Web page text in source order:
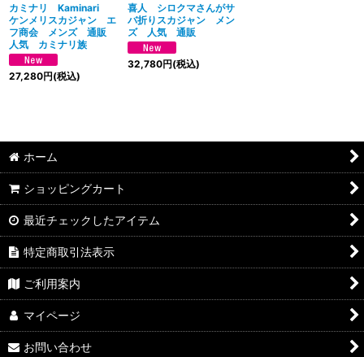
カミナリ Kaminari
ケンメリスカジャン エ
フ商会 メンズ 通販
人気 カミナリ族
27,280円(税込)
喜人 シロクマさんがサ
バ折りスカジャン メン
ズ 人気 通販
32,780円(税込)
ホーム
ショッピングカート
最近チェックしたアイテム
特定商取引法表示
ご利用案内
マイページ
お問い合わせ